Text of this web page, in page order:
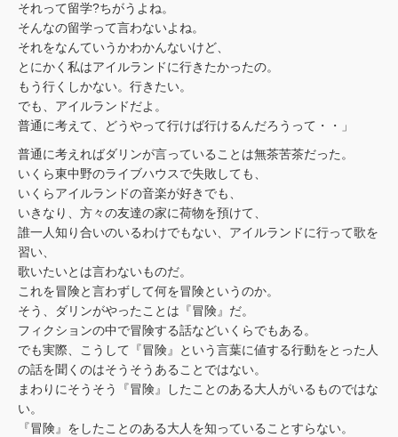
それって留学?ちがうよね。
そんなの留学って言わないよね。
それをなんていうかわかんないけど、
とにかく私はアイルランドに行きたかったの。
もう行くしかない。行きたい。
でも、アイルランドだよ。
普通に考えて、どうやって行けば行けるんだろうって・・」
普通に考えればダリンが言っていることは無茶苦茶だった。
いくら東中野のライブハウスで失敗しても、
いくらアイルランドの音楽が好きでも、
いきなり、方々の友達の家に荷物を預けて、
誰一人知り合いのいるわけでもない、アイルランドに行って歌を
習い、
歌いたいとは言わないものだ。
これを冒険と言わずして何を冒険というのか。
そう、ダリンがやったことは『冒険』だ。
フィクションの中で冒険する話などいくらでもある。
でも実際、こうして『冒険』という言葉に値する行動をとった人
の話を聞くのはそうそうあることではない。
まわりにそうそう『冒険』したことのある大人がいるものではな
い。
『冒険』をしたことのある大人を知っていることすらない。